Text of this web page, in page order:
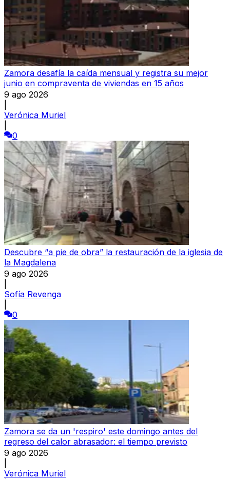
Zamora desafía la caída mensual y registra su mejor
junio en compraventa de viviendas en 15 años
9 ago 2026
Verónica Muriel
0
Descubre “a pie de obra” la restauración de la iglesia de
la Magdalena
9 ago 2026
Sofía Revenga
0
Zamora se da un 'respiro' este domingo antes del
regreso del calor abrasador: el tiempo previsto
9 ago 2026
Verónica Muriel